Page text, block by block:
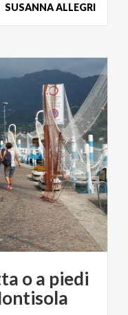
SUSANNA ALLEGRI
oa piedi